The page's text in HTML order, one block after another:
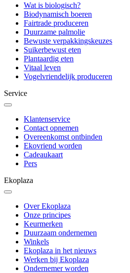
Wat is biologisch?
Biodynamisch boeren
Fairtrade produceren
Duurzame palmolie
Bewuste verpakkingskeuzes
Suikerbewust eten
Plantaardig eten
Vitaal leven
Vogelvriendelijk produceren
Service
Klantenservice
Contact opnemen
Overeenkomst ontbinden
Ekovriend worden
Cadeaukaart
Pers
Ekoplaza
Over Ekoplaza
Onze principes
Keurmerken
Duurzaam ondernemen
Winkels
Ekoplaza in het nieuws
Werken bij Ekoplaza
Ondernemer worden